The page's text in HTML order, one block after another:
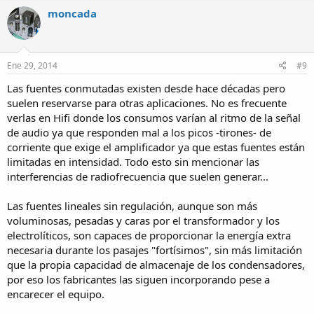
moncada
Ene 29, 2014 #9
Las fuentes conmutadas existen desde hace décadas pero
suelen reservarse para otras aplicaciones. No es frecuente
verlas en Hifi donde los consumos varían al ritmo de la señal
de audio ya que responden mal a los picos -tirones- de
corriente que exige el amplificador ya que estas fuentes están
limitadas en intensidad. Todo esto sin mencionar las
interferencias de radiofrecuencia que suelen generar...
Las fuentes lineales sin regulación, aunque son más
voluminosas, pesadas y caras por el transformador y los
electrolíticos, son capaces de proporcionar la energía extra
necesaria durante los pasajes "fortísimos", sin más limitación
que la propia capacidad de almacenaje de los condensadores,
por eso los fabricantes las siguen incorporando pese a
encarecer el equipo.